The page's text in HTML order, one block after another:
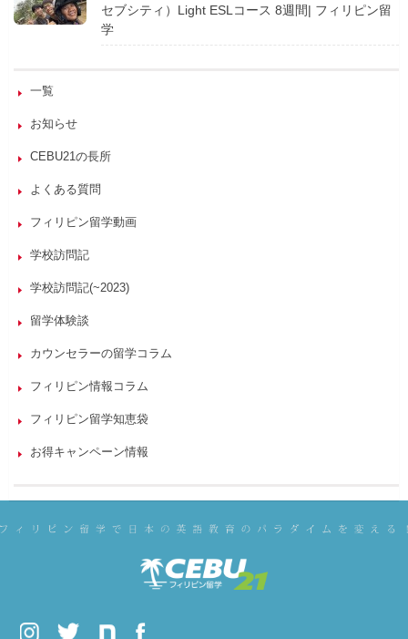
セブシティ）Light ESLコース 8週間| フィリピン留
学
一覧
お知らせ
CEBU21の長所
よくある質問
フィリピン留学動画
学校訪問記
学校訪問記(~2023)
留学体験談
カウンセラーの留学コラム
フィリピン情報コラム
フィリピン留学知恵袋
お得キャンペーン情報